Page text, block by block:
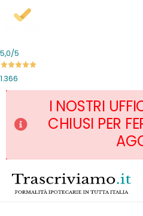
5,0/5
1.366
I NOSTRI
CHIUSI PER
al
contenuto